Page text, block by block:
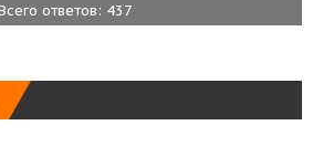
ответов: 437